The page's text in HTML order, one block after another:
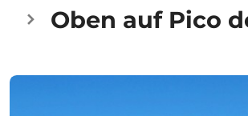
Oben auf Pico